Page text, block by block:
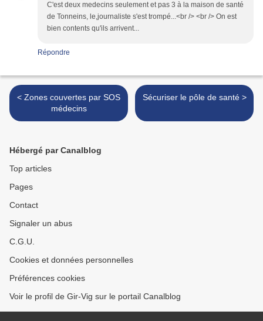
C'est deux medecins seulement et pas 3 à la maison de santé
de Tonneins, le,journaliste s'est trompé...<br /> <br /> On est
bien contents qu'ils arrivent...
Répondre
< Zones couvertes par SOS
médecins
Sécuriser le pôle de santé >
Hébergé par Canalblog
Top articles
Pages
Contact
Signaler un abus
C.G.U.
Cookies et données personnelles
Préférences cookies
Voir le profil de Gir-Vig sur le portail Canalblog